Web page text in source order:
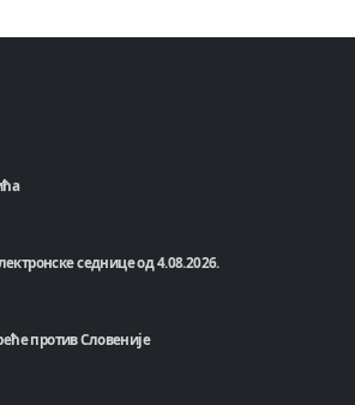
седнице од 4.08.2026.
против Словеније